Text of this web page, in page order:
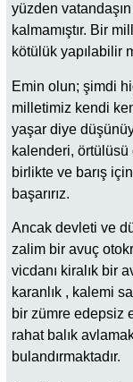
yüzden
kalmamıştır. Bir
kötülük yapılabilir
Emin olun; şimdi
milletimiz kendi
yaşar diye
kalenderi, örtülüsü
birlikte ve barış
başarırız.
Ancak devleti ve
zalim bir avuç
vicdanı kiralık bir
karanlık , kalemi
bir zümre edepsiz
rahat balık
bulandırmaktadır.